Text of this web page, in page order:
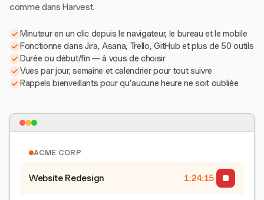
comme dans Harvest.
Minuteur en un clic depuis le navigateur, le bureau et le mobile
Fonctionne dans Jira, Asana, Trello, GitHub et plus de 50 outils
Durée ou début/fin — à vous de choisir
Vues par jour, semaine et calendrier pour tout suivre
Rappels bienveillants pour qu'aucune heure ne soit oubliée
ACME CORP
Website Redesign 1:24:15